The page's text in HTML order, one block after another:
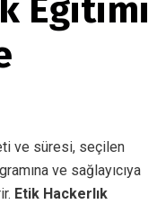
Eğitimi
ve süresi, seçilen
ve sağlayıcıya
Etik Hackerlık